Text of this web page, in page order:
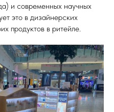
и современных научных
это в дизайнерских
продуктов в ритейле.